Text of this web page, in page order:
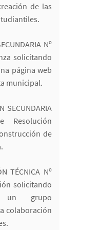
de las
Nº
solicitando
página web
municipal.
SECUNDARIA
Resolución
de
TÉCNICA Nº
solicitando
grupo
colaboración